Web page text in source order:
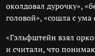
околдовал дурочку»,
головой», «сошла с
«Гэльфштейн взял
и считали, что